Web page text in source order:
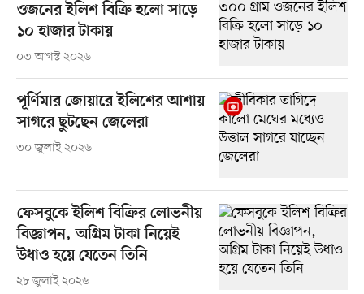
ওজনের ইলিশ বিক্রি হলো সাড়ে
১০ হাজার টাকায়
০৩ আগস্ট ২০২৬
পূর্ণিমার জোয়ারে ইলিশের আশায়
সাগরে ছুটছেন জেলেরা
৩০ জুলাই ২০২৬
ফেসবুকে ইলিশ বিক্রির লোভনীয়
বিজ্ঞাপন, অগ্রিম টাকা নিয়েই
উধাও হয়ে যেতেন তিনি
২৮ জুলাই ২০২৬